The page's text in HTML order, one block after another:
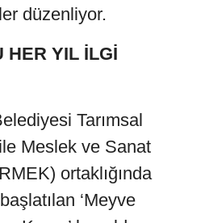
düzenliyor.
HER YIL İLGİ
Tarımsal
Meslek ve Sanat
ortaklığında
‘Meyve